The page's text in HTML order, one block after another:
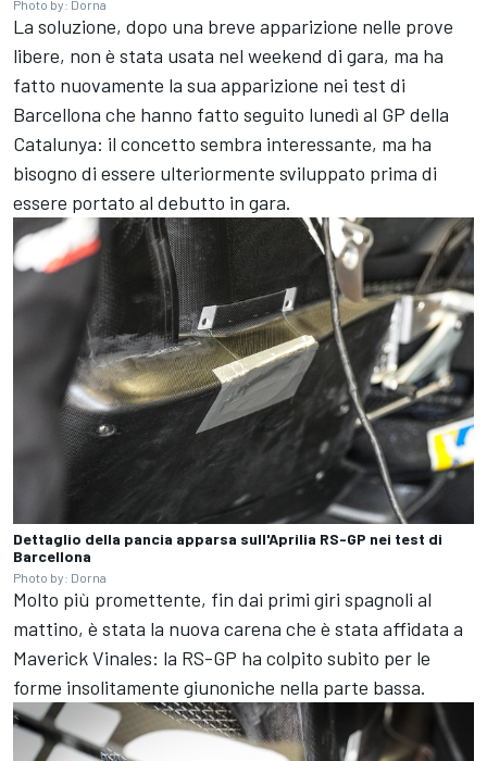
Photo by: Dorna
La soluzione, dopo una breve apparizione nelle prove
libere, non è stata usata nel weekend di gara, ma ha
fatto nuovamente la sua apparizione nei test di
Barcellona che hanno fatto seguito lunedì al GP della
Catalunya: il concetto sembra interessante, ma ha
bisogno di essere ulteriormente sviluppato prima di
essere portato al debutto in gara.
Dettaglio della pancia apparsa sull'Aprilia RS-GP nei test di
Barcellona
Photo by: Dorna
Molto più promettente, fin dai primi giri spagnoli al
mattino, è stata la nuova carena che è stata affidata a
Maverick Vinales: la RS-GP ha colpito subito per le
forme insolitamente giunoniche nella parte bassa.